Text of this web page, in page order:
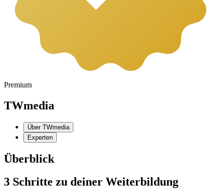
Premium
TWmedia
Über TWmedia
Experten
Überblick
3 Schritte zu deiner Weiterbildung